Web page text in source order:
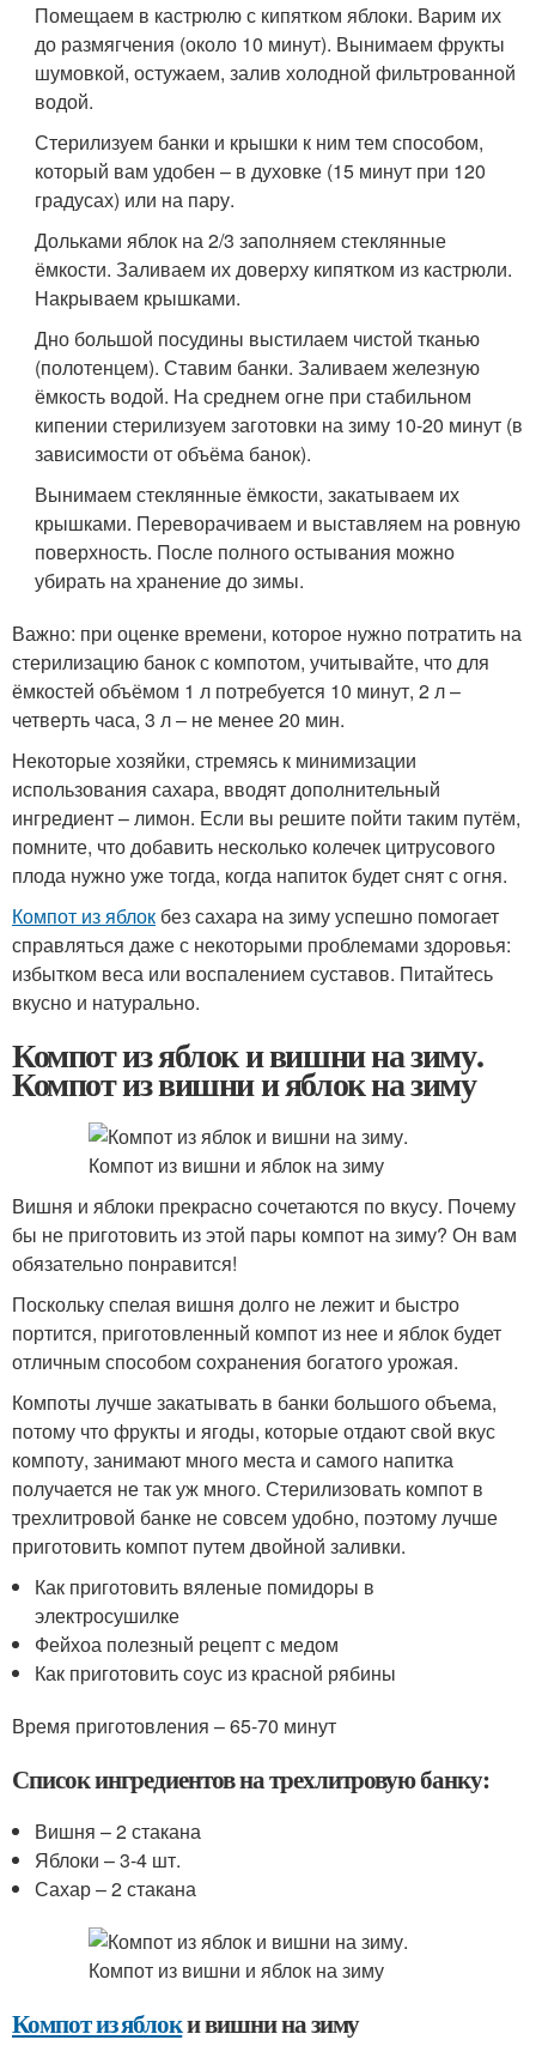
Помещаем в кастрюлю с кипятком яблоки. Варим их
до размягчения (около 10 минут). Вынимаем фрукты
шумовкой, остужаем, залив холодной фильтрованной
водой.
Стерилизуем банки и крышки к ним тем способом,
который вам удобен – в духовке (15 минут при 120
градусах) или на пару.
Дольками яблок на 2/3 заполняем стеклянные
ёмкости. Заливаем их доверху кипятком из кастрюли.
Накрываем крышками.
Дно большой посудины выстилаем чистой тканью
(полотенцем). Ставим банки. Заливаем железную
ёмкость водой. На среднем огне при стабильном
кипении стерилизуем заготовки на зиму 10-20 минут (в
зависимости от объёма банок).
Вынимаем стеклянные ёмкости, закатываем их
крышками. Переворачиваем и выставляем на ровную
поверхность. После полного остывания можно
убирать на хранение до зимы.
Важно: при оценке времени, которое нужно потратить на
стерилизацию банок с компотом, учитывайте, что для
ёмкостей объёмом 1 л потребуется 10 минут, 2 л –
четверть часа, 3 л – не менее 20 мин.
Некоторые хозяйки, стремясь к минимизации
использования сахара, вводят дополнительный
ингредиент – лимон. Если вы решите пойти таким путём,
помните, что добавить несколько колечек цитрусового
плода нужно уже тогда, когда напиток будет снят с огня.
Компот из яблок без сахара на зиму успешно помогает
справляться даже с некоторыми проблемами здоровья:
избытком веса или воспалением суставов. Питайтесь
вкусно и натурально.
Компот из яблок и вишни на зиму.
Компот из вишни и яблок на зиму
Вишня и яблоки прекрасно сочетаются по вкусу. Почему
бы не приготовить из этой пары компот на зиму? Он вам
обязательно понравится!
Поскольку спелая вишня долго не лежит и быстро
портится, приготовленный компот из нее и яблок будет
отличным способом сохранения богатого урожая.
Компоты лучше закатывать в банки большого объема,
потому что фрукты и ягоды, которые отдают свой вкус
компоту, занимают много места и самого напитка
получается не так уж много. Стерилизовать компот в
трехлитровой банке не совсем удобно, поэтому лучше
приготовить компот путем двойной заливки.
Как приготовить вяленые помидоры в
электросушилке
Фейхоа полезный рецепт с медом
Как приготовить соус из красной рябины
Время приготовления – 65-70 минут
Список ингредиентов на трехлитровую банку:
Вишня – 2 стакана
Яблоки – 3-4 шт.
Сахар – 2 стакана
Компот из яблоки вишни на зиму